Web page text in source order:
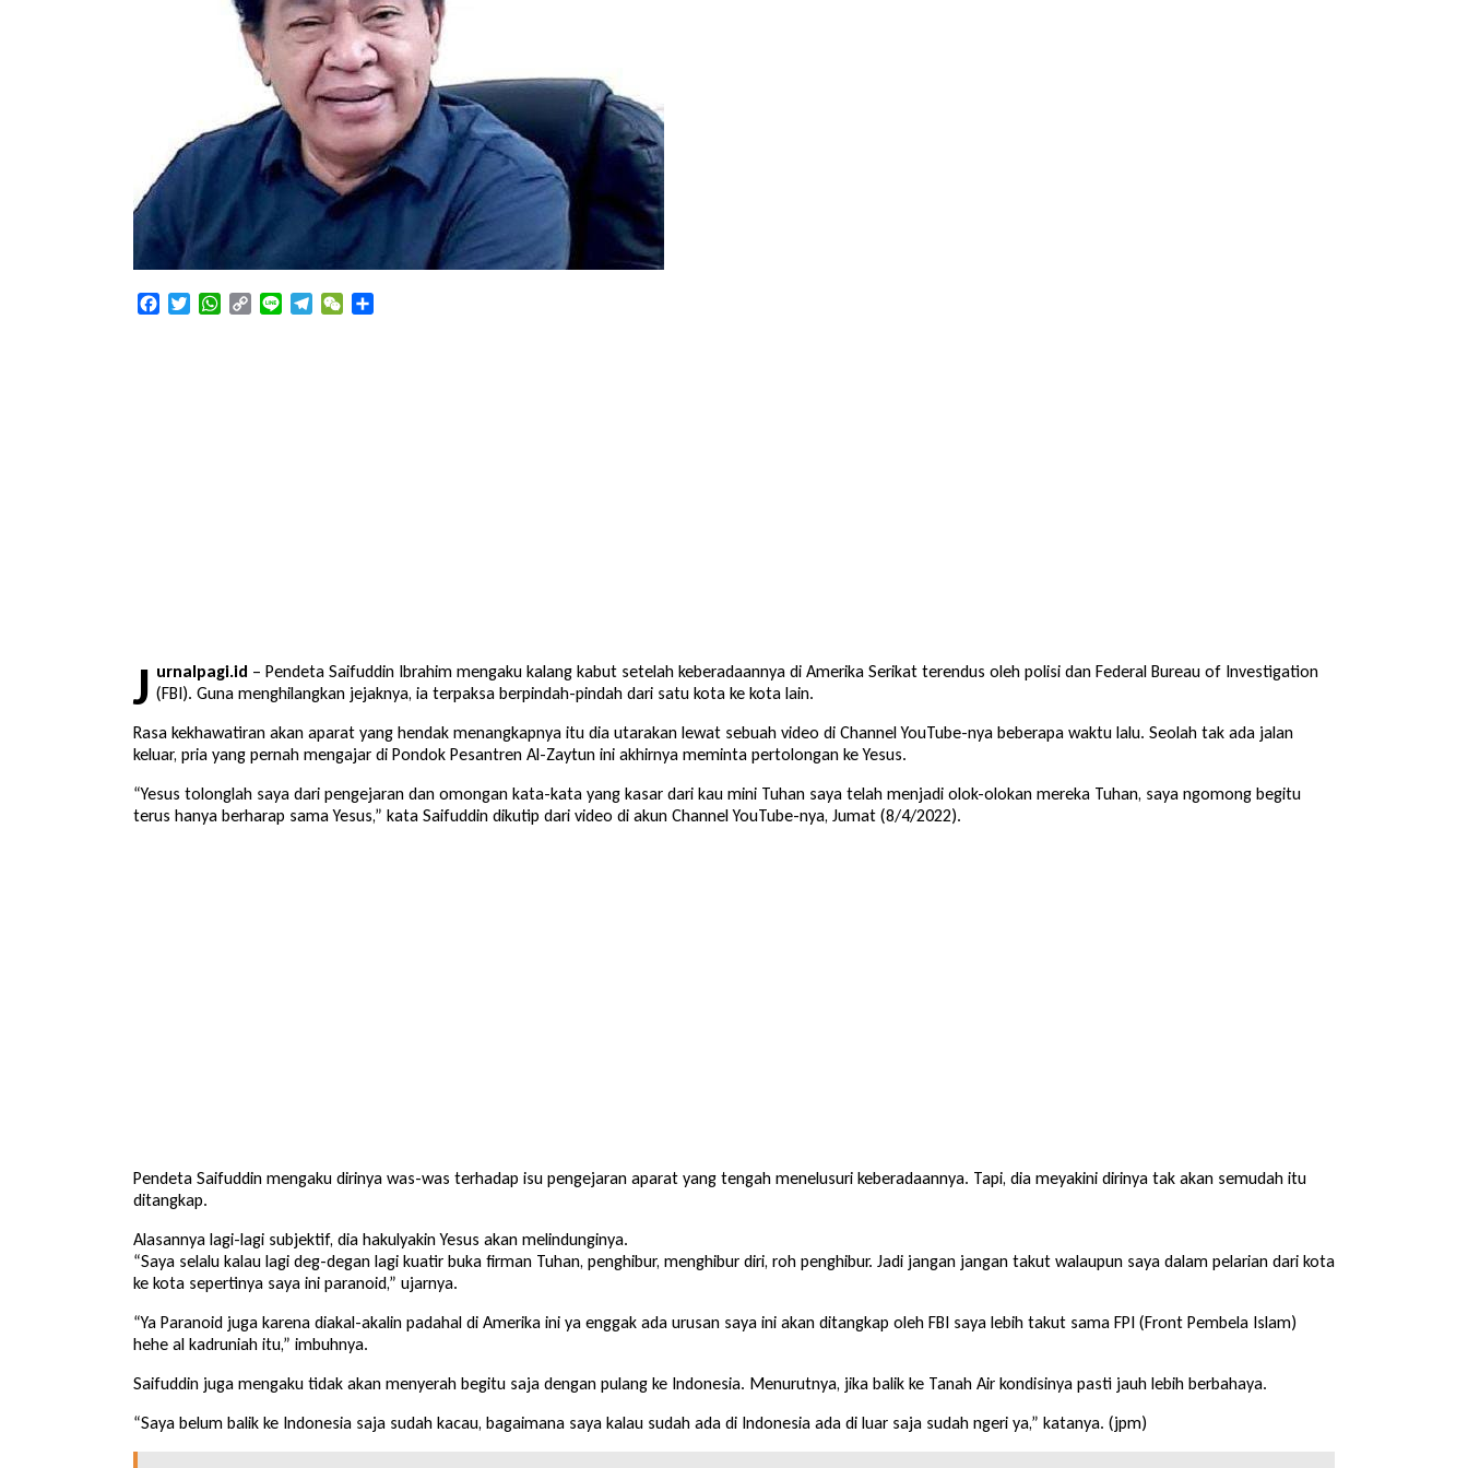
FacebookTwitterWhatsApp
Copy
Line TelegramWeChat
J urnalpagi.id – Pendeta Saifuddin Ibrahim mengaku kalang kabut setelah keberadaannya di Amerika Serikat terendus oleh polisi dan Federal Bureau of Investigation
(FBI). Guna menghilangkan jejaknya, ia terpaksa berpindah-pindah dari satu kota ke kota lain.
Rasa kekhawatiran akan aparat yang hendak menangkapnya itu dia utarakan lewat sebuah video di Channel YouTube-nya beberapa waktu lalu. Seolah tak ada jalan
keluar, pria yang pernah mengajar di Pondok Pesantren Al-Zaytun ini akhirnya meminta pertolongan ke Yesus.
“Yesus tolonglah saya dari pengejaran dan omongan kata-kata yang kasar dari kau mini Tuhan saya telah menjadi olok-olokan mereka Tuhan, saya ngomong begitu
terus hanya berharap sama Yesus,” kata Saifuddin dikutip dari video di akun Channel YouTube-nya, Jumat (8/4/2022).
Pendeta Saifuddin mengaku dirinya was-was terhadap isu pengejaran aparat yang tengah menelusuri keberadaannya. Tapi, dia meyakini dirinya tak akan semudah itu
ditangkap.
Alasannya lagi-lagi subjektif, dia hakulyakin Yesus akan melindunginya.
“Saya selalu kalau lagi deg-degan lagi kuatir buka firman Tuhan, penghibur, menghibur diri, roh penghibur. Jadi jangan jangan takut walaupun saya dalam pelarian dari kota
ke kota sepertinya saya ini paranoid,” ujarnya.
“Ya Paranoid juga karena diakal-akalin padahal di Amerika ini ya enggak ada urusan saya ini akan ditangkap oleh FBI saya lebih takut sama FPI (Front Pembela Islam)
hehe al kadruniah itu,” imbuhnya.
Saifuddin juga mengaku tidak akan menyerah begitu saja dengan pulang ke Indonesia. Menurutnya, jika balik ke Tanah Air kondisinya pasti jauh lebih berbahaya.
“Saya belum balik ke Indonesia saja sudah kacau, bagaimana saya kalau sudah ada di Indonesia ada di luar saja sudah ngeri ya,” katanya. (jpm)